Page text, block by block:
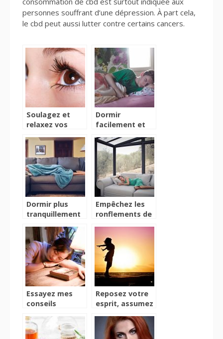
personnes souffrant d’une dépression. À part cela,
le cbd peut aussi lutter contre certains cancers.
Soulagez et
relaxez vos
ZenMind XP
Dormir
facilement et
ronflement
Dormir plus
tranquillement
astuces
Empêchez les
ronflements de
proches en
lisant cet article
Essayez mes
conseils
bien dormir
sans ronfler
Reposez votre
esprit, assumez
plage